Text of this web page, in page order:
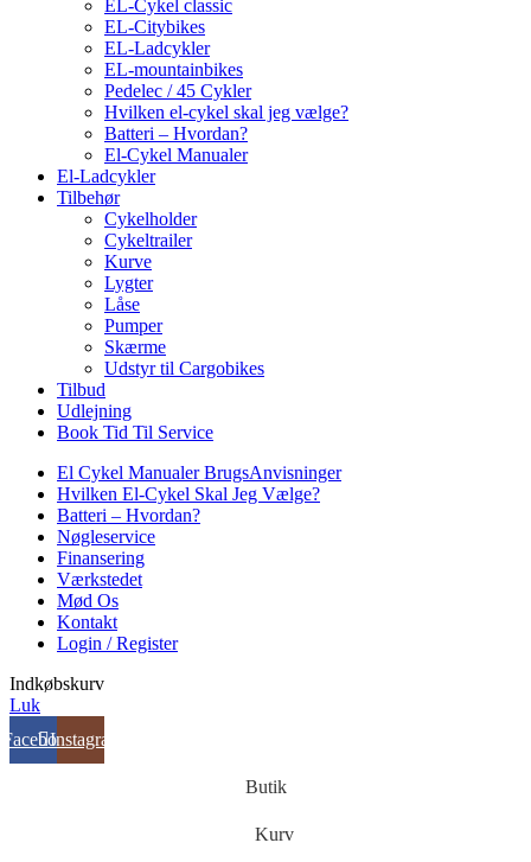
EL-Cykel classic
EL-Citybikes
EL-Ladcykler
EL-mountainbikes
Pedelec / 45 Cykler
Hvilken el-cykel skal jeg vælge?
Batteri – Hvordan?
El-Cykel Manualer
El-Ladcykler
Tilbehør
Cykelholder
Cykeltrailer
Kurve
Lygter
Låse
Pumper
Skærme
Udstyr til Cargobikes
Tilbud
Udlejning
Book Tid Til Service
El Cykel Manualer BrugsAnvisninger
Hvilken El-Cykel Skal Jeg Vælge?
Batteri – Hvordan?
Nøgleservice
Finansering
Værkstedet
Mød Os
Kontakt
Login / Register
Indkøbskurv
Luk
FacebookInstagram
Butik
Kurv